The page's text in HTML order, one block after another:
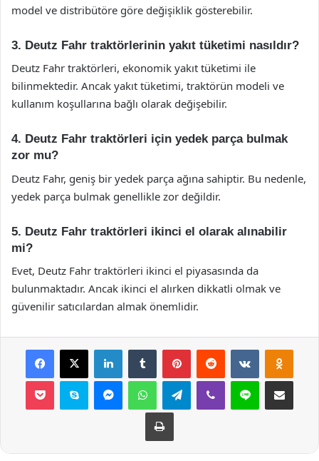
model ve distribütöre göre değişiklik gösterebilir.
3. Deutz Fahr traktörlerinin yakıt tüketimi nasıldır?
Deutz Fahr traktörleri, ekonomik yakıt tüketimi ile
bilinmektedir. Ancak yakıt tüketimi, traktörün modeli ve
kullanım koşullarına bağlı olarak değişebilir.
4. Deutz Fahr traktörleri için yedek parça bulmak
zor mu?
Deutz Fahr, geniş bir yedek parça ağına sahiptir. Bu nedenle,
yedek parça bulmak genellikle zor değildir.
5. Deutz Fahr traktörleri ikinci el olarak alınabilir
mi?
Evet, Deutz Fahr traktörleri ikinci el piyasasında da
bulunmaktadır. Ancak ikinci el alırken dikkatli olmak ve
güvenilir satıcılardan almak önemlidir.
Facebook
X LinkedInTumblr PinterestReddit VKontakte
Pocket Skype MessengerWhatsAppTelegramViber Line E-Posta ile
Yazdır